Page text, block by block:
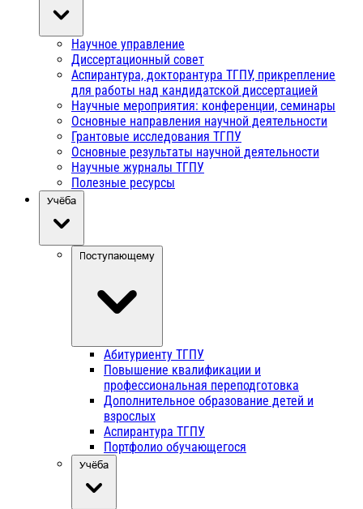
Научное управление
Диссертационный совет
Аспирантура, докторантура ТГПУ, прикрепление
для работы над кандидатской диссертацией
Научные мероприятия: конференции, семинары
Основные направления научной деятельности
Грантовые исследования ТГПУ
Основные результаты научной деятельности
Научные журналы ТГПУ
Полезные ресурсы
Учёба
Поступающему
Абитуриенту ТГПУ
Повышение квалификации и
профессиональная переподготовка
Дополнительное образование детей и
взрослых
Аспирантура ТГПУ
Портфолио обучающегося
Учёба